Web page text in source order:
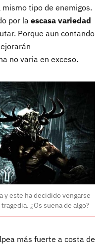
tipo de enemigos.
por la escasa variedad
Porque aun contando
no varia en exceso.
y este ha decidido vengarse
¿Os suena de algo?
más fuerte a costa de